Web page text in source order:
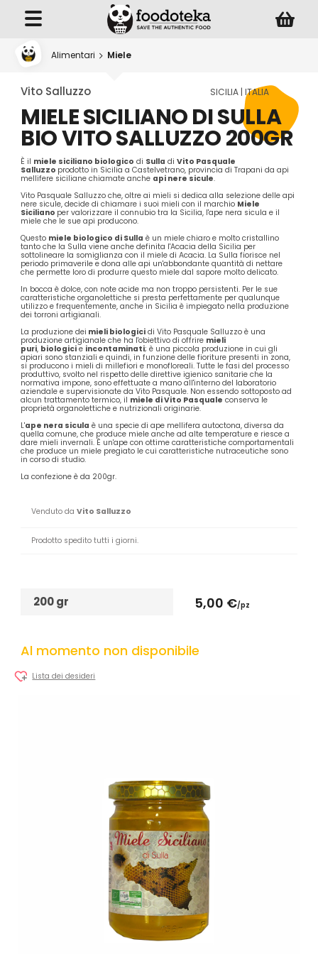
Alimentari Miele
Vito Salluzzo SICILIA | ITALIA
MIELE SICILIANO DI SULLA
BIO VITO SALLUZZO 200GR
È il miele siciliano biologico di Sulla diVito Pasquale
Salluzzo prodotto in Sicilia a Castelvetrano, provincia di Trapani da api
mellifere siciliane chiamate anche api nere sicule.
Vito Pasquale Salluzzo che, oltre ai mieli si dedica alla selezione delle api
nere sicule, decide di chiamare i suoi mieli con il marchio Miele
Siciliano per valorizzare il connubio tra la Sicilia, l'ape nera sicula e il
miele che le sue api producono.
Questo miele biologico di Sulla è un miele chiaro e molto cristallino
tanto che la Sulla viene anche definita l'Acacia della Sicilia per
sottolineare la somiglianza con il miele di Acacia. La Sulla fiorisce nel
periodo primaverile e dona alle api un'abbondante quantità di nettare
che permette loro di produrre questo miele dal sapore molto delicato.
In bocca è dolce, con note acide ma non troppo persistenti. Per le sue
caratteristiche organolettiche si presta perfettamente per qualunque
utilizzo e frequentemente, anche in Sicilia è impiegato nella produzione
dei torroni artigianali.
La produzione dei mieli biologici di Vito Pasquale Salluzzo è una
produzione artigianale che ha l'obiettivo di offrire mieli
puri, biologici e incontaminati; è una piccola produzione in cui gli
apiari sono stanziali e quindi, in funzione delle fioriture presenti in zona,
si producono i mieli di millefiori e monofloreali. Tutte le fasi del processo
produttivo, svolto nel rispetto delle direttive igienico sanitarie che la
normativa impone, sono effettuate a mano all'interno del laboratorio
aziendale e supervisionate da Vito Pasquale. Non essendo sottoposto ad
alcun trattamento termico, il miele di Vito Pasquale conserva le
proprietà organolettiche e nutrizionali originarie.
L'ape nera sicula è una specie di ape mellifera autoctona, diversa da
quella comune, che produce miele anche ad alte temperature e riesce a
dare mieli invernali. È un'ape con ottime caratteristiche comportamentali
che produce un miele pregiato le cui caratteristiche nutraceutiche sono
in corso di studio.
La confezione è da 200gr.
Venduto daVito Salluzzo
Prodotto spedito tutti i giorni.
200 gr 5,00 €/pz
Al momento non disponibile
Lista dei desideri